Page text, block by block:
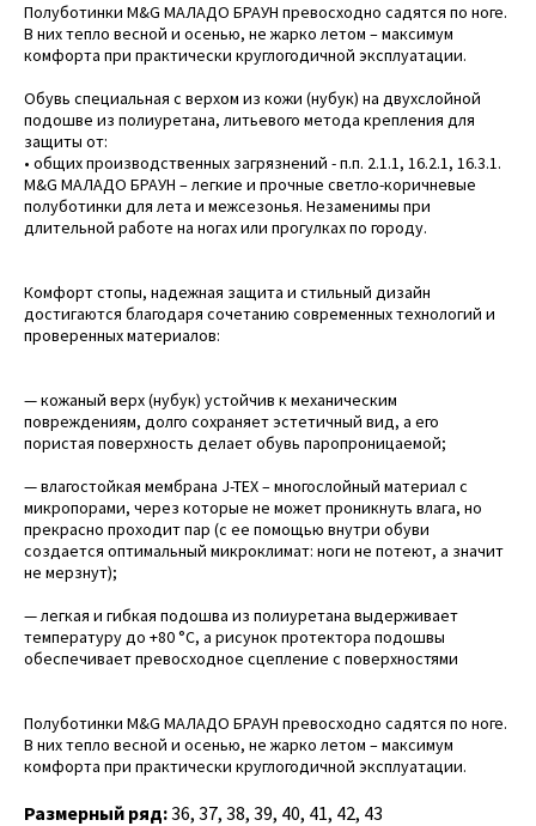
Полуботинки M&G МАЛАДО БРАУН превосходно садятся по ноге.
В них тепло весной и осенью, не жарко летом – максимум
комфорта при практически круглогодичной эксплуатации.
Обувь специальная с верхом из кожи (нубук) на двухслойной
подошве из полиуретана, литьевого метода крепления для
защиты от:
• общих производственных загрязнений - п.п. 2.1.1, 16.2.1, 16.3.1.
M&G МАЛАДО БРАУН – легкие и прочные светло-коричневые
полуботинки для лета и межсезонья. Незаменимы при
длительной работе на ногах или прогулках по городу.
Комфорт стопы, надежная защита и стильный дизайн
достигаются благодаря сочетанию современных технологий и
проверенных материалов:
— кожаный верх (нубук) устойчив к механическим
повреждениям, долго сохраняет эстетичный вид, а его
пористая поверхность делает обувь паропроницаемой;
— влагостойкая мембрана J-TEX – многослойный материал с
микропорами, через которые не может проникнуть влага, но
прекрасно проходит пар (с ее помощью внутри обуви
создается оптимальный микроклимат: ноги не потеют, а значит
не мерзнут);
— легкая и гибкая подошва из полиуретана выдерживает
температуру до +80 °С, а рисунок протектора подошвы
обеспечивает превосходное сцепление с поверхностями
Полуботинки M&G МАЛАДО БРАУН превосходно садятся по ноге.
В них тепло весной и осенью, не жарко летом – максимум
комфорта при практически круглогодичной эксплуатации.
Размерный ряд:36, 37, 38, 39, 40, 41, 42, 43